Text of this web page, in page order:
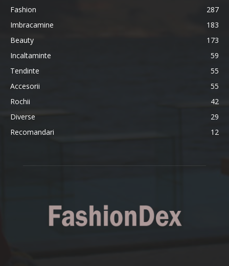
Fashion
287
Imbracamine
183
Beauty
173
Incaltaminte
59
Tendinte
55
Accesorii
55
Rochii
42
Diverse
29
Recomandari
12